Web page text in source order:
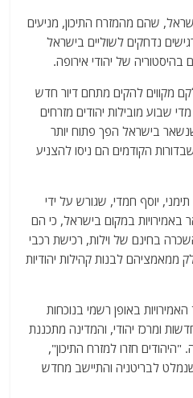
שהם מהמזרח התיכון, מניעים
נדחקים לשוליים בישראל
של יהודי אירופה.
מקווים להקים מתחם דיור חדש
שבוע מובילות יהודים מזרחים
בישראל הפך פתוח יותר
הקודמים הם ניסו להצניע
יוסף חמדי, שגורש על ידי
באמירויות במקום בישראל, כי הם
בחינם של וילות, רכישת רכבי
ממאמציהם לבנות קהילות יהודיות
באופן רשמי בנוכחות
ומרכז יהודי, והמדינה מתכננת
חזרו למזרח התיכון",
שנמלט לבריטניה והתיישב מחדש